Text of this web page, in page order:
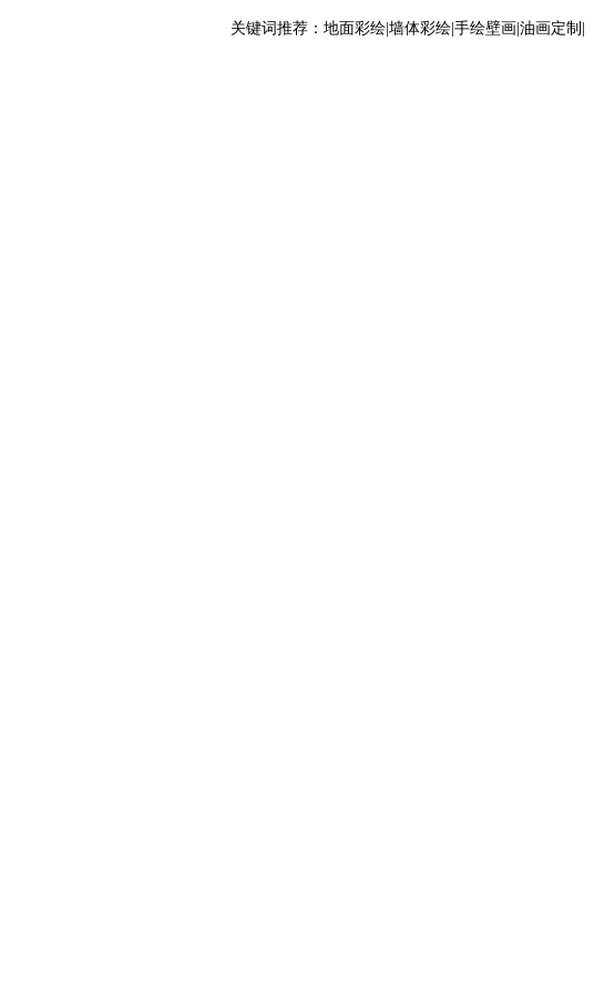
关键词推荐：地面彩绘|墙体彩绘|手绘壁画|油画定制|